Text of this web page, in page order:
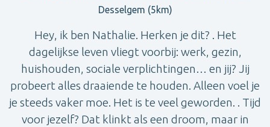
Desselgem (5km)
Hey, ik ben Nathalie. Herken je dit? . Het
dagelijkse leven vliegt voorbij: werk, gezin,
huishouden, sociale verplichtingen… en jij? Jij
probeert alles draaiende te houden. Alleen voel je
je steeds vaker moe. Het is te veel geworden. . Tijd
voor jezelf? Dat klinkt als een droom, maar in